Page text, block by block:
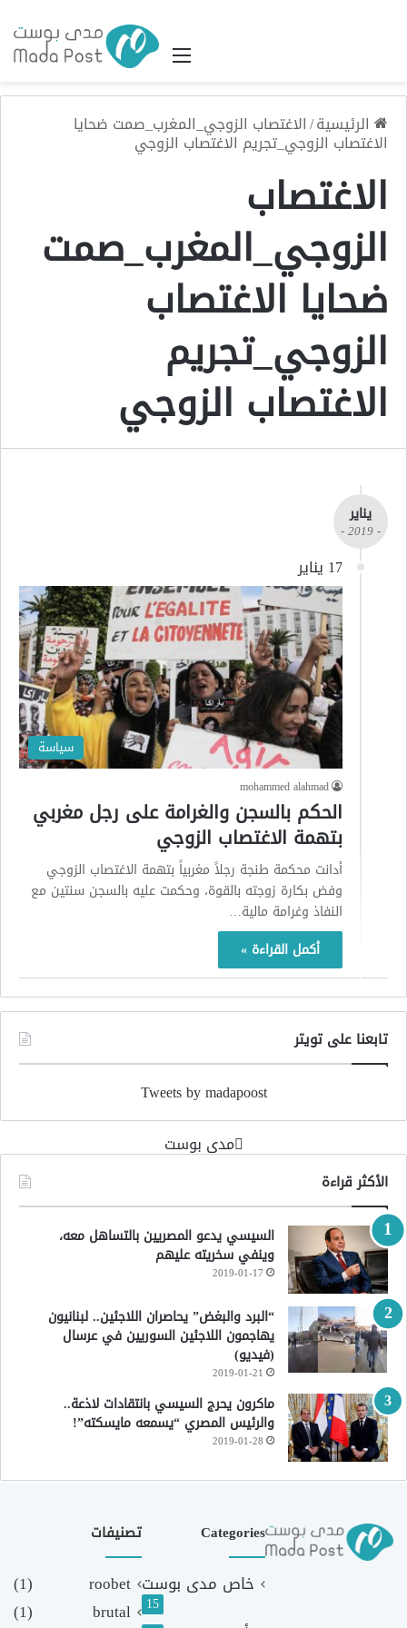
القائمة
الرئيسية/الاغتصاب الزوجي_المغرب_صمت ضحايا
الاغتصاب الزوجي_تجريم الاغتصاب الزوجي
الاغتصاب
الزوجي_المغرب_صمت
ضحايا الاغتصاب
الزوجي_تجريم
الاغتصاب الزوجي
يناير
- 2019 -
17 يناير
سياسة
mohammed alahmad
الحكم بالسجن والغرامة على رجل مغربي
بتهمة الاغتصاب الزوجي
أدانت محكمة طنجة رجلاً مغربياً بتهمة الاغتصاب الزوجي
وفض بكارة زوجته بالقوة، وحكمت عليه بالسجن سنتين مع
النفاذ وغرامة مالية…
أكمل القراءة »
تابعنا على تويتر
Tweets by madapoost
‏مدى بوست‏
الأكثر قراءة
السيسي يدعو المصريين بالتساهل معه،
وينفي سخريته عليهم
2019-01-17
“البرد والبغض” يحاصران اللاجئين.. لبنانيون
يهاجمون اللاجئين السوريين في عرسال
(فيديو)
2019-01-21
ماكرون يحرج السيسي بانتقادات لاذعة..
والرئيس المصري “يسمعه مايسكته”!
2019-01-28
Categories
خاص مدى بوست
15
تصنيفات
roobet
(1)
brutal
(1)